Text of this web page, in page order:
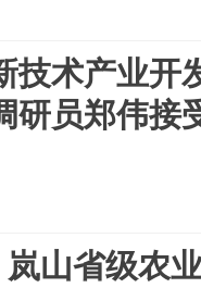
技术产业开
研员郑伟接
岚山省级农